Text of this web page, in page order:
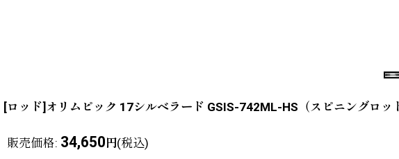
[ロッド]オリムピック 17シルベラード GSIS-742ML-HS（スピニングロッ
販売価格: 34,650円(税込)